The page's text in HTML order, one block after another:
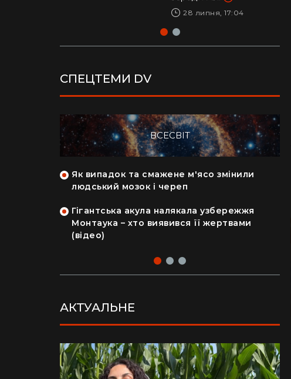
28 липня, 17:04
реакція Трампа
ВСЕСВІТ
Як випадок та смажене м'ясо змінили
Гігантська акула налякала узбережжя
Монтаука – хто виявився її жертвами